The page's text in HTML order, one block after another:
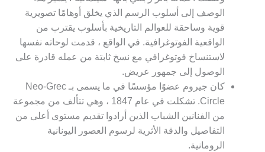
الوصف إلى أسلوب الرسم الذي يخلق أوهامًا تصويرية
قوية وساحقة للعوالم التاريخية بأسلوب يقترب من
الواقعية الفوتوغرافية. في الواقع ، قدمت لوحاته نفسها
لاستنساخ فوتوغرافي مع نسخ ثابتة من عمله قادرة على
الوصول إلى جمهور عريض.
كان جيروم عضوًا مؤسسًا في ما يسمى بـ Neo-Grec
Circle. تشكلت في عام 1847 ، وهي تتألف من مجموعة
من الفنانين الشباب الذين أرادوا تقديم مستوى أعلى من
التفاصيل والدقة الأثرية لرسوم العصور اليونانية
الرومانية.